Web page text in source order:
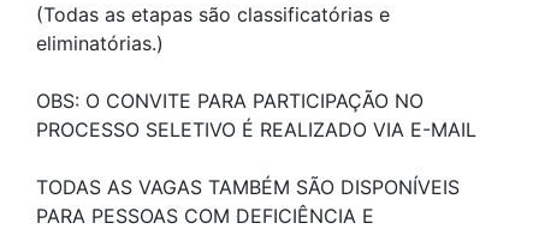
(Todas as etapas são classificatórias e
eliminatórias.)
OBS: O CONVITE PARA PARTICIPAÇÃO NO
PROCESSO SELETIVO É REALIZADO VIA E-MAIL
TODAS AS VAGAS TAMBÉM SÃO DISPONÍVEIS
PARA PESSOAS COM DEFICIÊNCIA E